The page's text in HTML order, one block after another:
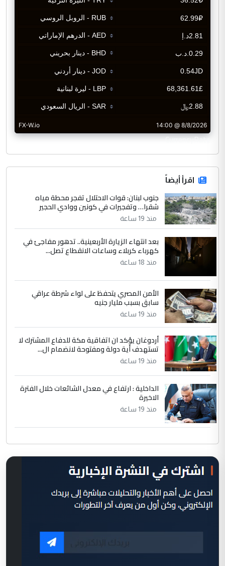
CurrencyRate
اقرأ أيضاً
جنوب لبنان: قوات الاحتلال تفجر محطة مياه
شقرا… وتفجيرات في كونين ووادي الحجير
منذ 19 ساعة
بعد انتهاء الزيارة الأربعينية.. تدهور مفاجئ في
كهرباء كربلاء وساعات الانقطاع تصل...
منذ 18 ساعة
الأمن المصري يتحفظ على لواء شرطة عراقي
سابق بسبب مليار جنيه
منذ 19 ساعة
أردوغان يؤكد ان اتفاقية مكة للدفاع المشترك لا
تستهدف أية دولة ومفتوحة لانضمام ال...
منذ 19 ساعة
الداخلية : ارتفاع في معدل الشائعات خلال الفترة
الاخيرة
منذ 19 ساعة